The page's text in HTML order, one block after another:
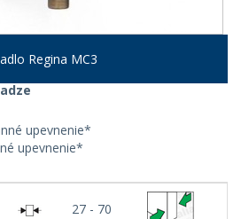
Regina MC3
upevnenie*
upevnenie*
27 - 70